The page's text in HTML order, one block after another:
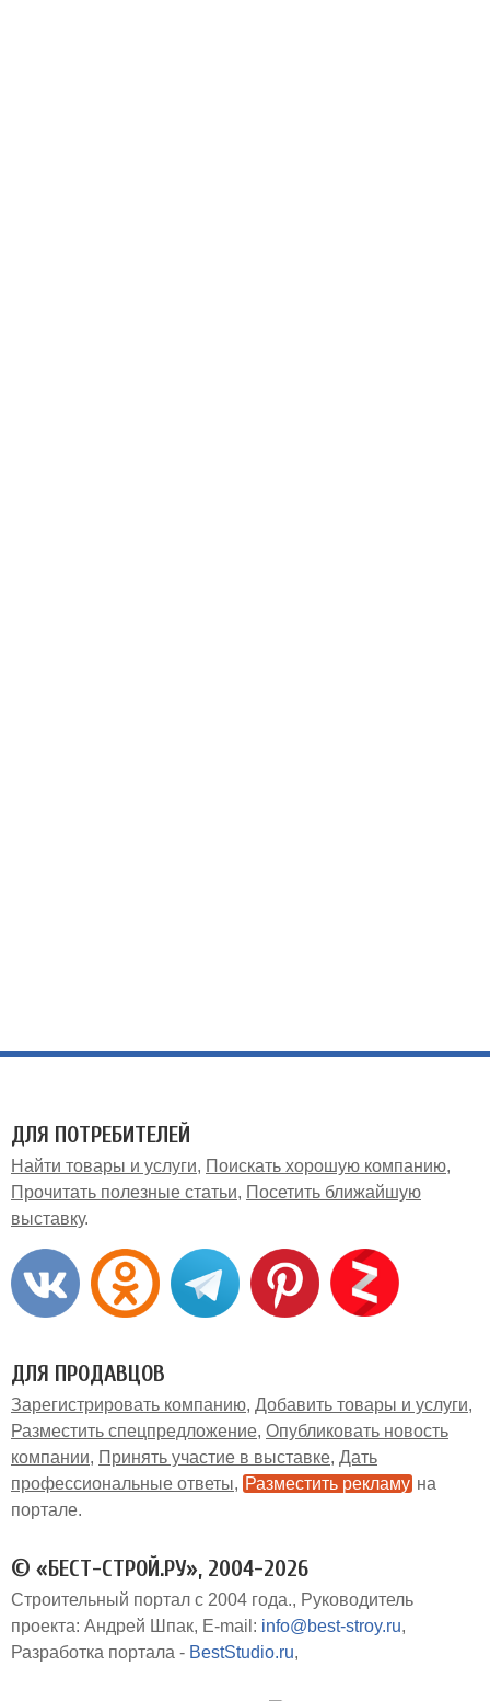
ДЛЯ ПОТРЕБИТЕЛЕЙ
Найти товары и услуги
Поискать хорошую компанию
Прочитать полезные статьи
Посетить ближайшую
выставку
ДЛЯ ПРОДАВЦОВ
Зарегистрировать компанию Добавить товары и услуги
Разместить спецпредложение Опубликовать новость
компании
Принять участие в выставке Дать
профессиональные ответы
Разместить рекламу на
портале
© «БЕСТ-СТРОЙ.РУ», 2004-2026
Строительный портал с 2004 года.
Руководитель
проекта: Андрей Шпак E-mail: info@best-stroy.ru
Разработка портала - BestStudio.ru